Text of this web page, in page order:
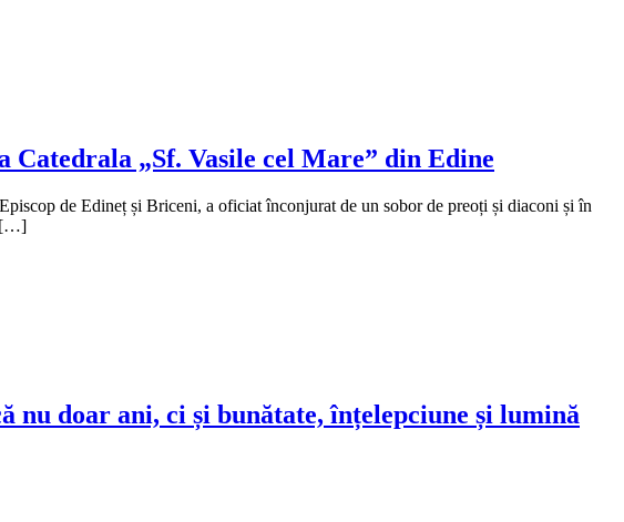
„Sf. Vasile cel Mare” din Edine
de Edineț și Briceni, a oficiat înconjurat de un sobor de preoți și diaconi și în
[…]
nu doar ani, ci și bunătate, înțelepciune și lumină